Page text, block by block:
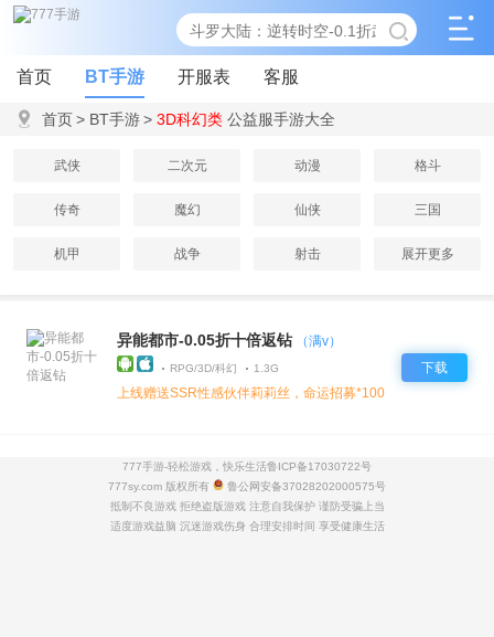
首页 BT手游 开服表 客服
首页> BT手游> 3D科幻类 公益服手游大全
武侠 二次元 动漫 格斗
传奇 魔幻 仙侠 三国
机甲 战争 射击 展开更多
异能都市-0.05折十倍返钻 （满v）
RPG/3D/科幻 1.3G
上线赠送SSR性感伙伴莉莉丝，命运招募*100，寻宝钥匙*100
下载
777手游-轻松游戏，快乐生活鲁ICP备17030722号
777sy.com 版权所有
鲁公网安备37028202000575号
抵制不良游戏 拒绝盗版游戏 注意自我保护 谨防受骗上当
适度游戏益脑 沉迷游戏伤身 合理安排时间 享受健康生活